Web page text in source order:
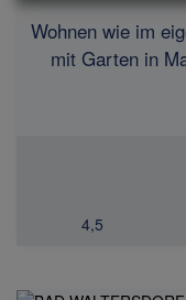
Wohnen wie im
mit Garten in
4,5